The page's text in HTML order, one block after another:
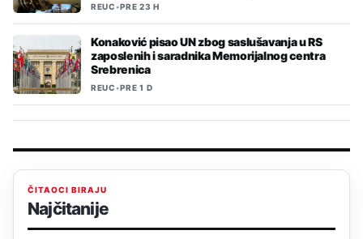
REUC•PRE 23 H
Konaković pisao UN zbog saslušavanja u RS
zaposlenih i saradnika Memorijalnog centra
Srebrenica
REUC•PRE 1 D
ČITAOCI BIRAJU
Najčitanije